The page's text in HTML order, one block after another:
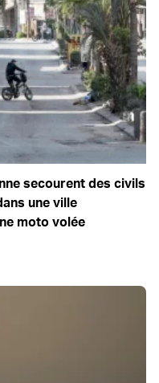
secourent des civils
une ville
moto volée